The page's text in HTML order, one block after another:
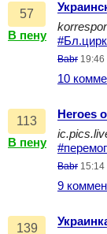
57
В пену
#Бл.цирк
Babr
10
113
В пену
Heroes
Babr
9
139